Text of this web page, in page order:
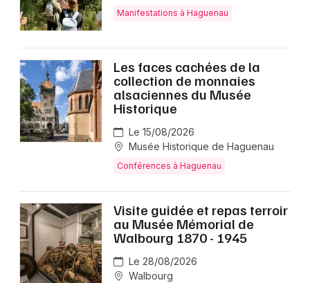
Manifestations à Haguenau
Les faces cachées de la
collection de monnaies
alsaciennes du Musée
Historique
Le 15/08/2026
Musée Historique de Haguenau
Conférences à Haguenau
Visite guidée et repas terroir
au Musée Mémorial de
Walbourg 1870 - 1945
Le 28/08/2026
Walbourg